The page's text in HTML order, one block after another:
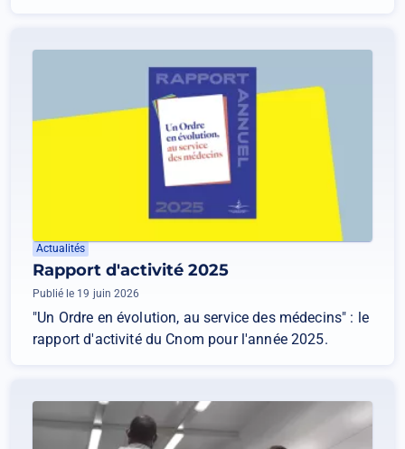
Actualités
Rapport d'activité 2025
Publié le 19 juin 2026
"Un Ordre en évolution, au service des médecins" : le
rapport d'activité du Cnom pour l'année 2025.